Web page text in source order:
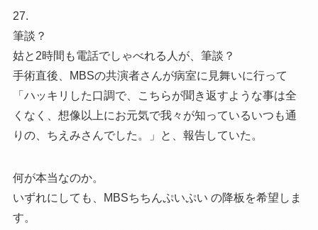
27.
筆談？
姑と2時間も電話でしゃべれる人が、筆談？
手術直後、MBSの共演者さんが病室に見舞いに行って
「ハッキリした口調で、こちらが聞き返すような事は全
くなく、想像以上にお元気で我々が知っているいつも通
りの、ちえみさんでした。」と、報告していた。
何が本当なのか。
いずれにしても、MBSちちんぷいぷい の降板を希望しま
す。